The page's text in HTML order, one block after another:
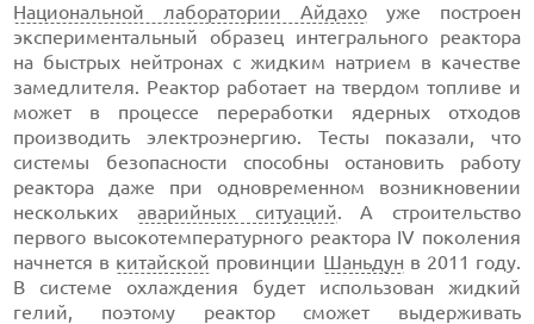
Национальной лаборатории Айдахо уже построен
экспериментальный образец интегрального реактора
на быстрых нейтронах с жидким натрием в качестве
замедлителя. Реактор работает на твердом топливе и
может в процессе переработки ядерных отходов
производить электроэнергию. Тесты показали, что
системы безопасности способны остановить работу
реактора даже при одновременном возникновении
нескольких аварийных ситуаций. А строительство
первого высокотемпературного реактора IV поколения
начнется в китайской провинции Шаньдун в 2011 году.
В системе охлаждения будет использован жидкий
гелий, поэтому реактор сможет выдерживать